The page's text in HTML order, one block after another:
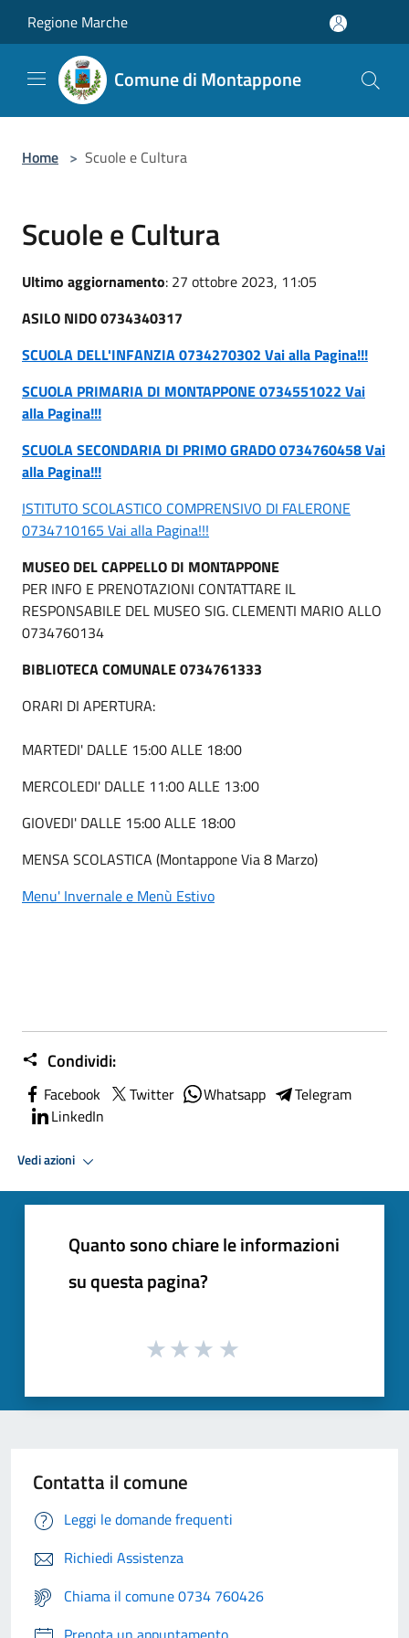
Regione Marche
Comune di Montappone
Home > Scuole e Cultura
Scuole e Cultura
Ultimo aggiornamento: 27 ottobre 2023, 11:05
ASILO NIDO 0734340317
SCUOLA DELL'INFANZIA 0734270302 Vai alla Pagina!!!
SCUOLA PRIMARIA DI MONTAPPONE 0734551022 Vai
alla Pagina!!!
SCUOLA SECONDARIA DI PRIMO GRADO 0734760458 Vai
alla Pagina!!!
ISTITUTO SCOLASTICO COMPRENSIVO DI FALERONE
0734710165 Vai alla Pagina!!!
MUSEO DEL CAPPELLO DI MONTAPPONE
PER INFO E PRENOTAZIONI CONTATTARE IL
RESPONSABILE DEL MUSEO SIG. CLEMENTI MARIO ALLO
0734760134
BIBLIOTECA COMUNALE 0734761333
ORARI DI APERTURA:
MARTEDI' DALLE 15:00 ALLE 18:00
MERCOLEDI' DALLE 11:00 ALLE 13:00
GIOVEDI' DALLE 15:00 ALLE 18:00
MENSA SCOLASTICA (Montappone Via 8 Marzo)
Menu' Invernale e Menù Estivo
Condividi:
Facebook Twitter Whatsapp
Telegram
LinkedIn
Vedi azioni
Quanto sono chiare le informazioni
su questa pagina?
Contatta il comune
Leggi le domande frequenti
Richiedi Assistenza
Chiama il comune 0734 760426